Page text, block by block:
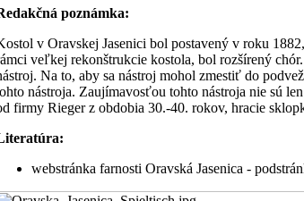
poznámka:
v Oravskej Jasenici bol postavený v roku
veľkej rekonštrukcie kostola, bol rozšírený
Na to, aby sa nástroj mohol zmestiť do
nástroja. Zaujímavosťou tohto nástroja nie sú
firmy Rieger z obdobia 30.-40. rokov, hracie
webstránka farnosti Oravská Jasenica -